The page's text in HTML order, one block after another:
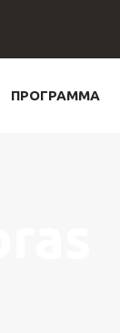
ΠΡΟΓΡΑΜΜΑ